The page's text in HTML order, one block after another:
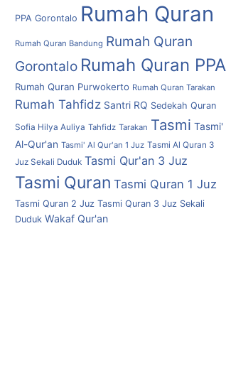
PPA Gorontalo Rumah Quran
Rumah Quran Bandung Rumah Quran
Gorontalo Rumah Quran PPA
Rumah Quran Purwokerto Rumah Quran Tarakan
Rumah Tahfidz Santri RQ Sedekah Quran
Sofia Hilya Auliya Tahfidz Tarakan Tasmi Tasmi'
Al-Qur'an Tasmi' Al Qur'an 1 Juz Tasmi Al Quran 3
Juz Sekali Duduk Tasmi Qur'an 3 Juz
Tasmi Quran Tasmi Quran 1 Juz
Tasmi Quran 2 Juz Tasmi Quran 3 Juz Sekali
Duduk Wakaf Qur'an